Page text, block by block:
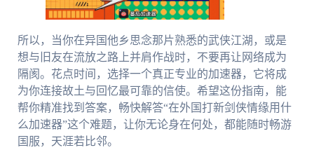
所以，当你在异国他乡思念那片熟悉的武侠江湖，或是
想与旧友在流放之路上并肩作战时，不要再让网络成为
隔阂。花点时间，选择一个真正专业的加速器，它将成
为你连接故土与回忆最可靠的信使。希望这份指南，能
帮你精准找到答案，畅快解答“在外国打新剑侠情缘用什
么加速器”这个难题，让你无论身在何处，都能随时畅游
国服，天涯若比邻。